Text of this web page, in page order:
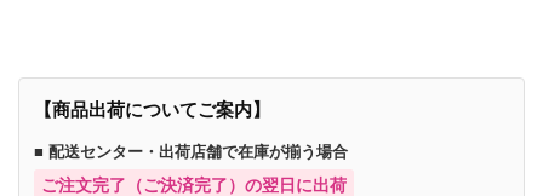
【商品出荷についてご案内】
■ 配送センター・出荷店舗で在庫が揃う場合
ご注文完了（ご決済完了）の翌日に出荷